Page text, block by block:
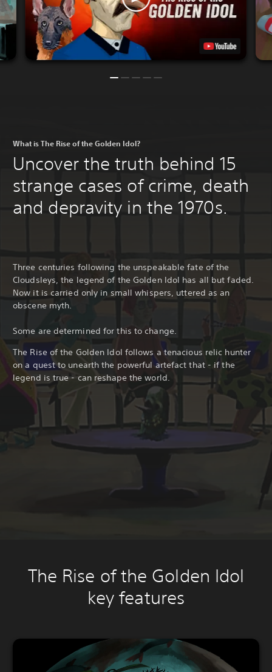
What is The Rise of the Golden Idol?
Uncover the truth behind 15
strange cases of crime, death
and depravity in the 1970s.
Three centuries following the unspeakable fate of the
Cloudsleys, the legend of the Golden Idol has all but faded.
Now it is carried only in small whispers, uttered as an
obscene myth.
Some are determined for this to change.
The Rise of the Golden Idol follows a tenacious relic hunter
on a quest to unearth the powerful artefact that - if the
legend is true - can reshape the world.
The Rise of the Golden Idol
key features